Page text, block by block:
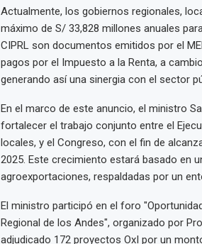
Actualmente, los gobiernos regionales,
máximo de S/ 33,828 millones anuales
CIPRL son documentos emitidos por el
pagos por el Impuesto a la Renta, a
generando así una sinergia con el sector
En el marco de este anuncio, el ministro
fortalecer el trabajo conjunto entre el
locales, y el Congreso, con el fin de
2025. Este crecimiento estará basado en
agroexportaciones, respaldadas por un
El ministro participó en el foro
Regional de los Andes", organizado por
adjudicado 172 proyectos OxI por un